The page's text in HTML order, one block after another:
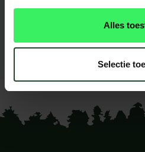
Alles
Selectie
Diese produkt had noch
keine reviews